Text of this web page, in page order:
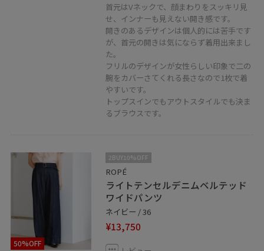
■LINEで西宮阪急店スタッフに相談は【友だち追加】を
首元はVネックで、顔まわりをスッキリ見
せ、インナーも見えない開き感です。
開きのあるデザインは個人的には苦手です
が、首元の開きは気にならず着用出来まし
た。
フリルのデザインが女性らしい印象で二の
腕をカバーさてくれる長さなので1枚で着
やすいです。
トップスインでもアウトスタイルでも決ま
るブラウスです。
50%OFF
2BUY10%OFF
ROPÉ
ライトテンセルデニムベルテッド
ワイドパンツ
ネイビー / 36
¥13,750